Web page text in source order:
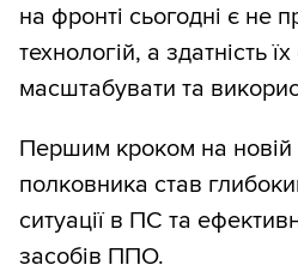
на фронті сьогодні є не
технологій, а здатність
масштабувати та
Першим кроком на новій
полковника став
ситуації в ПС та
засобів ППО.